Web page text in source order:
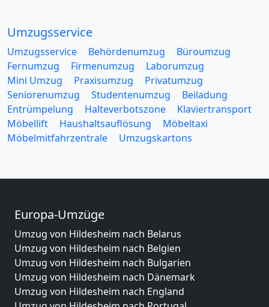
Umzugsservice
Umzugsservice Behördenumzug
Büroumzug
Fernumzug
Firmenumzug
Laborumzug
Mini Umzug
Praxisumzug
Privatumzug
Seniorenumzug
Studentenumzug
Beiladung
Entrümpelung
Halteverbotszone
Klaviertransport
Möbellift
Haushaltsauflösung
Möbeltaxi
Möbelmitfahrzentrale
Umzugskartons
Europa-Umzüge
Umzug von Hildesheim nach Belarus
Umzug von Hildesheim nach Belgien
Umzug von Hildesheim nach Bulgarien
Umzug von Hildesheim nach Dänemark
Umzug von Hildesheim nach England